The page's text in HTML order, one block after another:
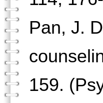
Pan, J.
159.